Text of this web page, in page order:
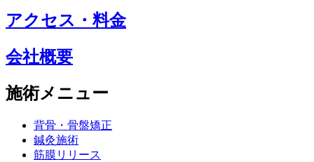
アクセス・料金
会社概要
施術メニュー
背骨・骨盤矯正
鍼灸施術
筋膜リリース